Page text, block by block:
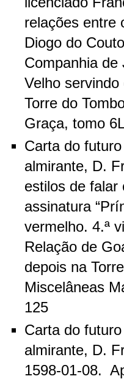
relações entre
Diogo do
Companhia
Velho
Torre do
Graça, tomo
Carta do
almirante, D.
estilos de falar
assinatura
vermelho. 4.ª
Relação de
depois na
Miscelâneas
125
Carta do
almirante, D.
1598-01-08.